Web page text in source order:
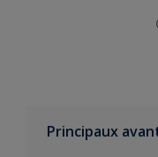
Principaux